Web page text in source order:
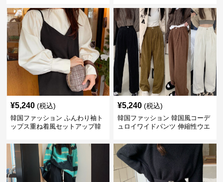
¥5,240 (税込)
韓国ファッション ふんわり袖ト
ップス重ね着風セットアップ韓
¥5,240 (税込)
韓国ファッション 韓国風コーデ
ュロイワイドパンツ 伸縮性ウエ